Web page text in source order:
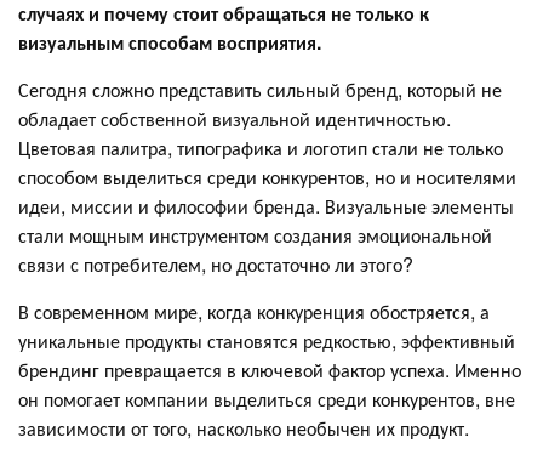
случаях и почему стоит обращаться не только к
визуальным способам восприятия.
Сегодня сложно представить сильный бренд, который не
обладает собственной визуальной идентичностью.
Цветовая палитра, типографика и логотип стали не только
способом выделиться среди конкурентов, но и носителями
идеи, миссии и философии бренда. Визуальные элементы
стали мощным инструментом создания эмоциональной
связи с потребителем, но достаточно ли этого?
В современном мире, когда конкуренция обостряется, а
уникальные продукты становятся редкостью, эффективный
брендинг превращается в ключевой фактор успеха. Именно
он помогает компании выделиться среди конкурентов, вне
зависимости от того, насколько необычен их продукт.